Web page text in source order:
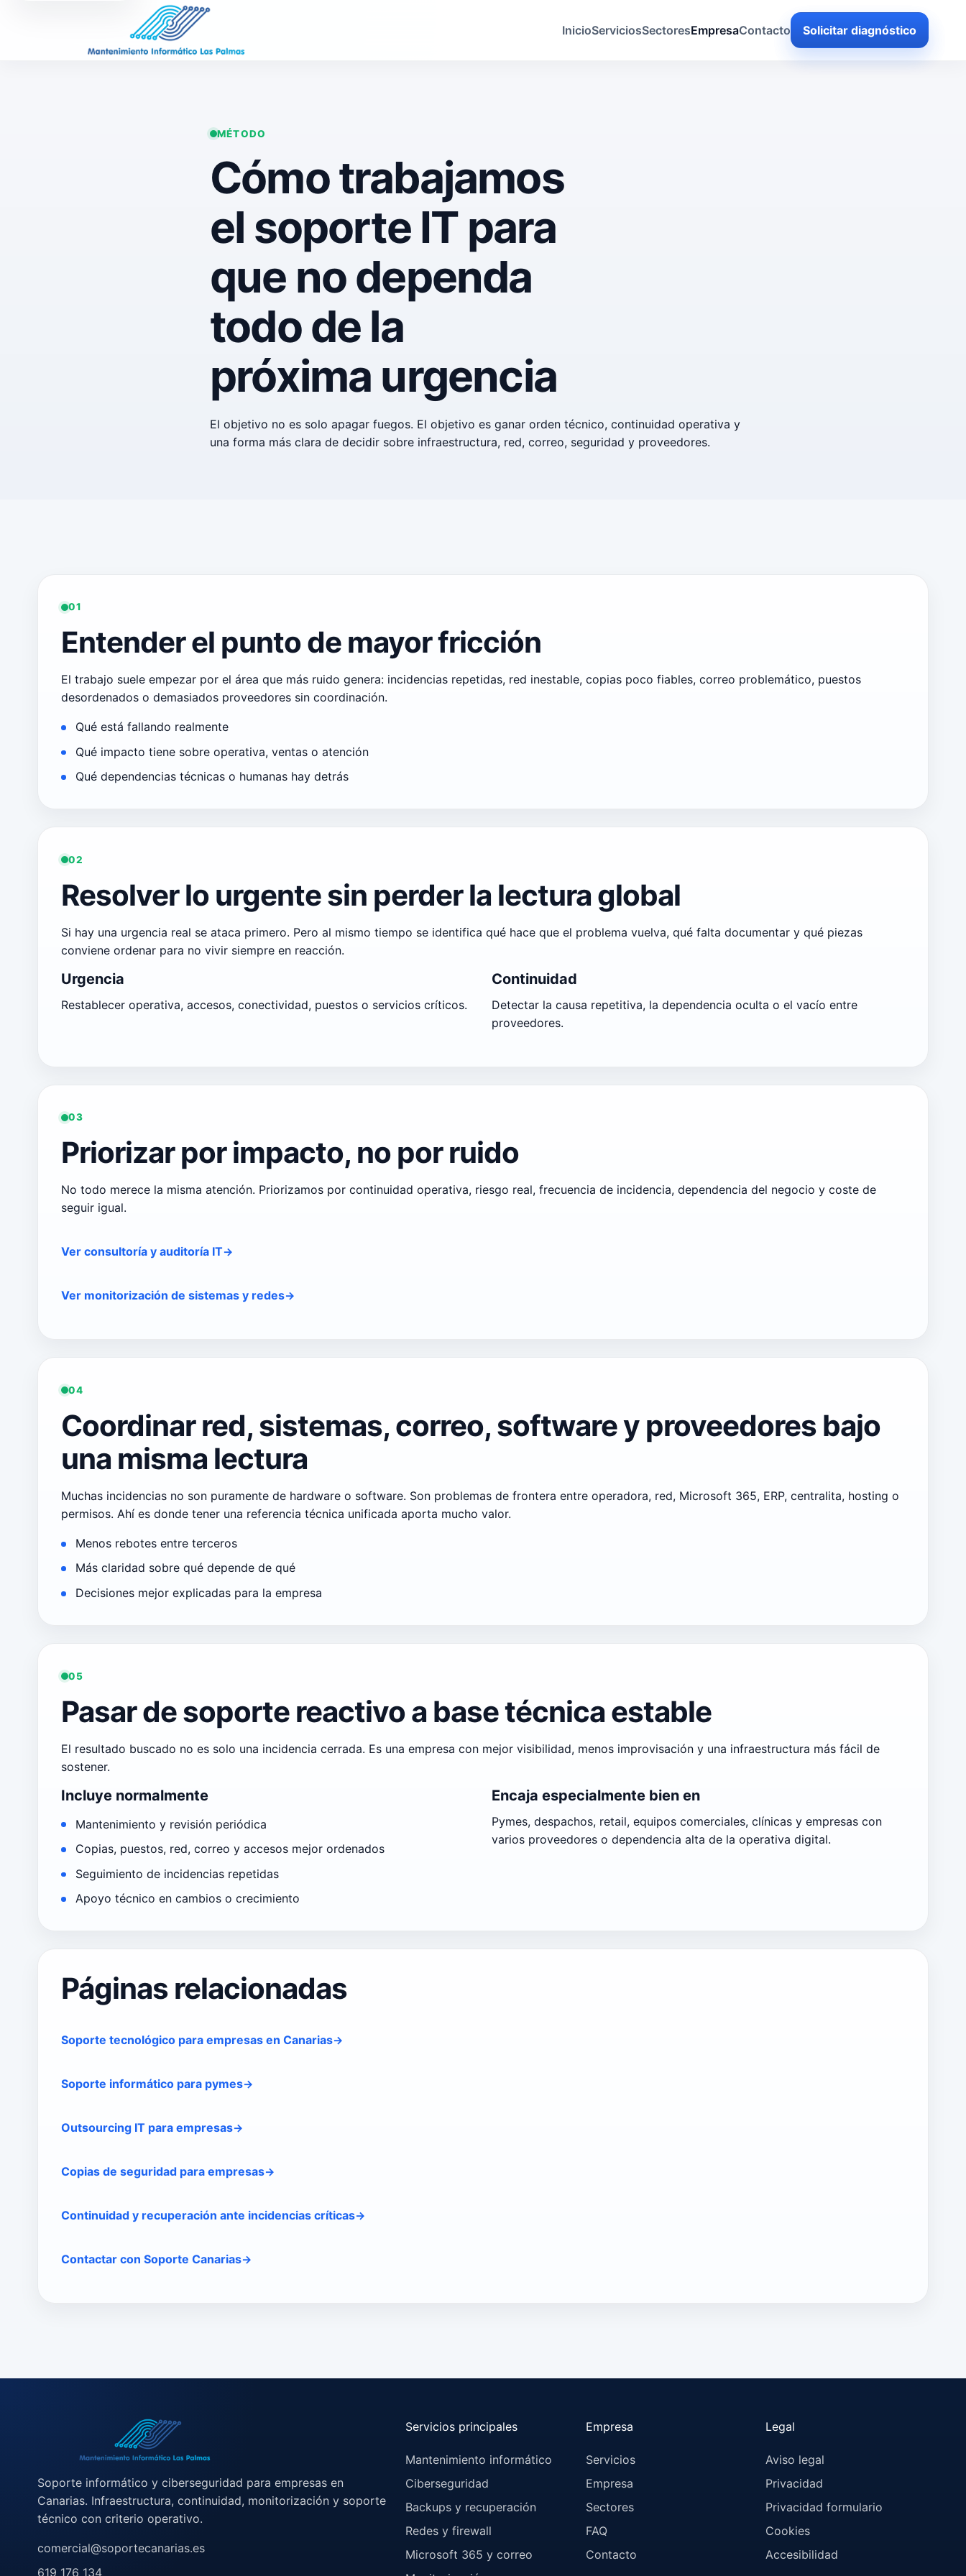
InicioServiciosSectoresEmpresaContacto Solicitar diagnóstico
MÉTODO
Cómo trabajamos
el soporte IT para
que no dependa
todo de la
próxima urgencia
El objetivo no es solo apagar fuegos. El objetivo es ganar orden técnico, continuidad operativa y
una forma más clara de decidir sobre infraestructura, red, correo, seguridad y proveedores.
01
Entender el punto de mayor fricción
El trabajo suele empezar por el área que más ruido genera: incidencias repetidas, red inestable, copias poco fiables, correo problemático, puestos
desordenados o demasiados proveedores sin coordinación.
Qué está fallando realmente
Qué impacto tiene sobre operativa, ventas o atención
Qué dependencias técnicas o humanas hay detrás
02
Resolver lo urgente sin perder la lectura global
Si hay una urgencia real se ataca primero. Pero al mismo tiempo se identifica qué hace que el problema vuelva, qué falta documentar y qué piezas
conviene ordenar para no vivir siempre en reacción.
Urgencia
Restablecer operativa, accesos, conectividad, puestos o servicios críticos.
Continuidad
Detectar la causa repetitiva, la dependencia oculta o el vacío entre
proveedores.
03
Priorizar por impacto, no por ruido
No todo merece la misma atención. Priorizamos por continuidad operativa, riesgo real, frecuencia de incidencia, dependencia del negocio y coste de
seguir igual.
Ver consultoría y auditoría IT
Ver monitorización de sistemas y redes
04
Coordinar red, sistemas, correo, software y proveedores bajo
una misma lectura
Muchas incidencias no son puramente de hardware o software. Son problemas de frontera entre operadora, red, Microsoft 365, ERP, centralita, hosting o
permisos. Ahí es donde tener una referencia técnica unificada aporta mucho valor.
Menos rebotes entre terceros
Más claridad sobre qué depende de qué
Decisiones mejor explicadas para la empresa
05
Pasar de soporte reactivo a base técnica estable
El resultado buscado no es solo una incidencia cerrada. Es una empresa con mejor visibilidad, menos improvisación y una infraestructura más fácil de
sostener.
Incluye normalmente
Mantenimiento y revisión periódica
Copias, puestos, red, correo y accesos mejor ordenados
Seguimiento de incidencias repetidas
Apoyo técnico en cambios o crecimiento
Encaja especialmente bien en
Pymes, despachos, retail, equipos comerciales, clínicas y empresas con
varios proveedores o dependencia alta de la operativa digital.
Páginas relacionadas
Soporte tecnológico para empresas en Canarias
Soporte informático para pymes
Outsourcing IT para empresas
Copias de seguridad para empresas
Continuidad y recuperación ante incidencias críticas
Contactar con Soporte Canarias
Soporte informático y ciberseguridad para empresas en
Canarias. Infraestructura, continuidad, monitorización y soporte
técnico con criterio operativo.
comercial@soportecanarias.es
619 176 134
Servicios principales
Mantenimiento informático
Ciberseguridad
Backups y recuperación
Redes y firewall
Microsoft 365 y correo
Empresa
Servicios
Empresa
Sectores
FAQ
Contacto
Legal
Aviso legal
Privacidad
Privacidad formulario
Cookies
Accesibilidad